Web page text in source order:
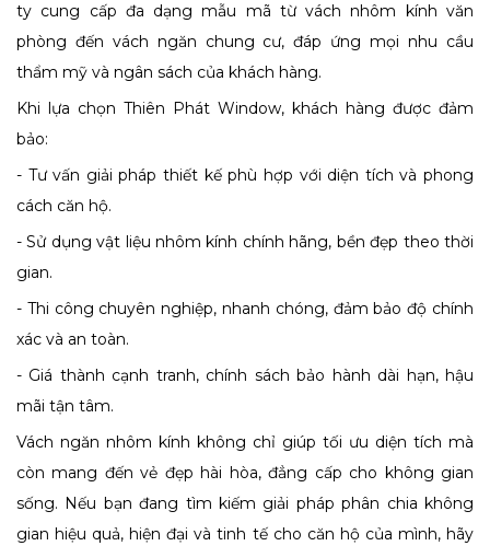
ty cung cấp đa dạng mẫu mã từ vách nhôm kính văn
phòng đến vách ngăn chung cư, đáp ứng mọi nhu cầu
thẩm mỹ và ngân sách của khách hàng.
Khi lựa chọn Thiên Phát Window, khách hàng được đảm
bảo:
- Tư vấn giải pháp thiết kế phù hợp với diện tích và phong
cách căn hộ.
- Sử dụng vật liệu nhôm kính chính hãng, bền đẹp theo thời
gian.
- Thi công chuyên nghiệp, nhanh chóng, đảm bảo độ chính
xác và an toàn.
- Giá thành cạnh tranh, chính sách bảo hành dài hạn, hậu
mãi tận tâm.
Vách ngăn nhôm kính không chỉ giúp tối ưu diện tích mà
còn mang đến vẻ đẹp hài hòa, đẳng cấp cho không gian
sống. Nếu bạn đang tìm kiếm giải pháp phân chia không
gian hiệu quả, hiện đại và tinh tế cho căn hộ của mình, hãy